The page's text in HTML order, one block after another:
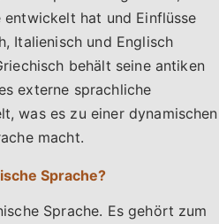
hat und Einflüsse
Italienisch und Englisch
behält seine antiken
externe sprachliche
was es zu einer dynamischen
macht.
Sprache?
Sprache. Es gehört zum